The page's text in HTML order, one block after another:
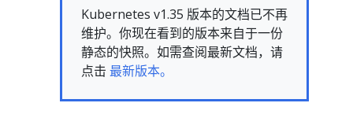
Kubernetes v1.35 版本的文档已不再
维护。你现在看到的版本来自于一份
静态的快照。如需查阅最新文档，请
点击 最新版本。